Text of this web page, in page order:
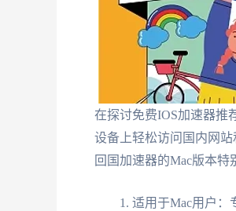
在探讨免费IOS加速器推
设备上轻松访问国内网
回国加速器的Mac版本特
适用于Mac用户：